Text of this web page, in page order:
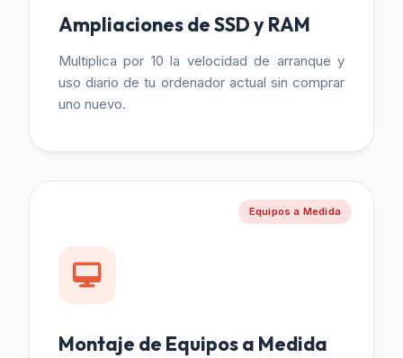
Ampliaciones de SSD y RAM
Multiplica por 10 la velocidad de arranque y
uso diario de tu ordenador actual sin comprar
uno nuevo.
Equipos a Medida
Montaje de Equipos a Medida